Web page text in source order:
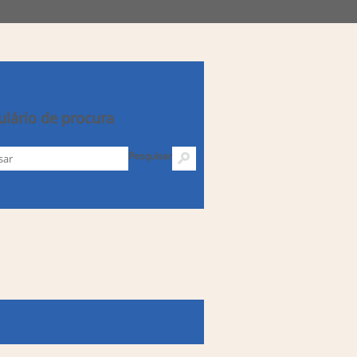
de procura
Pesquisar